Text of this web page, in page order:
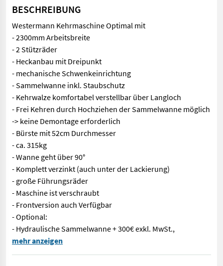
BESCHREIBUNG
Westermann Kehrmaschine Optimal mit
- 2300mm Arbeitsbreite
- 2 Stützräder
- Heckanbau mit Dreipunkt
- mechanische Schwenkeinrichtung
- Sammelwanne inkl. Staubschutz
- Kehrwalze komfortabel verstellbar über Langloch
- Frei Kehren durch Hochziehen der Sammelwanne möglich
-> keine Demontage erforderlich
- Bürste mit 52cm Durchmesser
- ca. 315kg
- Wanne geht über 90°
- Komplett verzinkt (auch unter der Lackierung)
- große Führungsräder
- Maschine ist verschraubt
- Frontversion auch Verfügbar
- Optional:
- Hydraulische Sammelwanne + 300€ exkl. MwSt.,
Westermann Kehrmaschine Optimal mit - 2300mm
mehr anzeigen